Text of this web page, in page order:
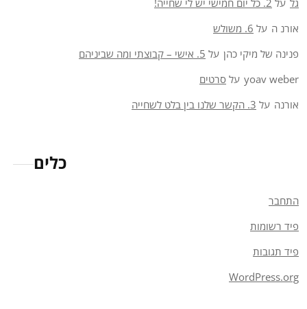
גל על 2. כל יום חמישי יש לי שחייה!
אורנ ה על 6. משולש
פנינה של מיקי כהן על 5. אישי – קבוצתי ומה שביניהם
yoav weber על סרטים
אורנה על 3. הקשר שלנו בין בלט לשחייה
כלים
התחבר
פיד רשומות
פיד תגובות
WordPress.org